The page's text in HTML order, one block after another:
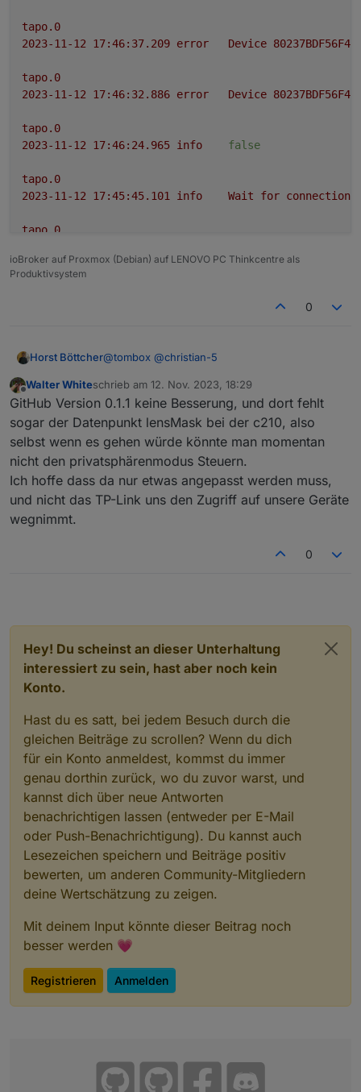
tapo.0
error Device
tapo.0
error Device
tapo.0
info false
tapo.0
info Wait for connections
tapo.0
tapo.0
tapo.0
2023-11-12 17:45:44.683 info Init device
tapo.0
2023-11-12 17:45:44.423 info Found 1 devices
tapo.0
2023-11-12 17:45:44.237 info Login succesfull
ioBroker auf Proxmox (Debian) auf LENOVO PC Thinkcentre als
Produktivsystem
0
Horst Böttcher@tombox @christian-5
Ich habe das LED Band L900 nach langerzeit
wieder in benutzung es wir im Adapter auch
angezeigt allerdings läst es sich nicht Steuern
tapo.0
Zeit
debug
Nachricht
tapo.0
2023-11-12 17:46:37.209	error	Device
2023-11-12 17:46:32.886	error	Device
2023-11-12 17:45:45.101	info	Wait for
tapo.0
2023-11-12 17:45:44.961	info	Initialized
tapo.0
2023-11-12 17:45:44.957	error	97
tapo.0
2023-11-12 17:45:44.683	info	Init device
tapo.0
2023-11-12 17:45:44.423	info	Found 1
Offline
Walter Whiteschrieb am 12. Nov. 2023, 18:29
zuletzt editiert von
GitHub Version 0.1.1 keine Besserung, und dort fehlt
sogar der Datenpunkt lensMask bei der c210, also
selbst wenn es gehen würde könnte man momentan
nicht den privatsphärenmodus Steuern.
Ich hoffe dass da nur etwas angepasst werden muss,
und nicht das TP-Link uns den Zugriff auf unsere Geräte
wegnimmt.
0
Hey! Du scheinst an dieser Unterhaltung
interessiert zu sein, hast aber noch kein
Konto.
Hast du es satt, bei jedem Besuch durch die
gleichen Beiträge zu scrollen? Wenn du dich
für ein Konto anmeldest, kommst du immer
genau dorthin zurück, wo du zuvor warst, und
kannst dich über neue Antworten
benachrichtigen lassen (entweder per E-Mail
oder Push-Benachrichtigung). Du kannst auch
Lesezeichen speichern und Beiträge positiv
bewerten, um anderen Community-Mitgliedern
deine Wertschätzung zu zeigen.
Mit deinem Input könnte dieser Beitrag noch
besser werden 💗
Registrieren Anmelden